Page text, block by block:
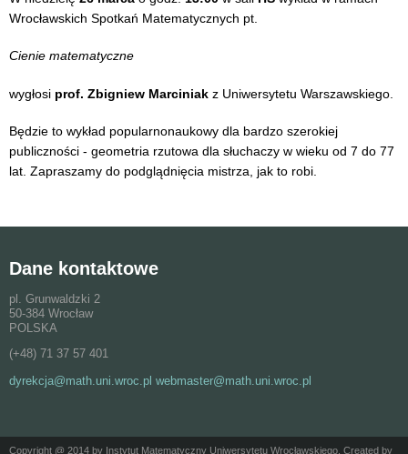
Wrocławskich Spotkań Matematycznych pt.
Cienie matematyczne
wygłosi prof. Zbigniew Marciniak z Uniwersytetu Warszawskiego.
Będzie to wykład popularnonaukowy dla bardzo szerokiej
publiczności - geometria rzutowa dla słuchaczy w wieku od 7 do 77
lat. Zapraszamy do podglądnięcia mistrza, jak to robi.
Dane kontaktowe
pl. Grunwaldzki 2
50-384 Wrocław
POLSKA
(+48) 71 37 57 401
dyrekcja@math.uni.wroc.pl webmaster@math.uni.wroc.pl
Copyright @ 2014 by Instytut Matematyczny Uniwersytetu Wrocławskiego. Created by